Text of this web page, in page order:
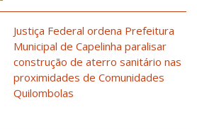
Justiça Federal ordena Prefeitura
Municipal de Capelinha paralisar
construção de aterro sanitário nas
proximidades de Comunidades
Quilombolas